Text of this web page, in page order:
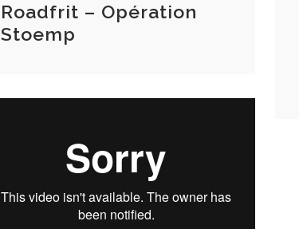
Roadfrit – Opération
Stoemp